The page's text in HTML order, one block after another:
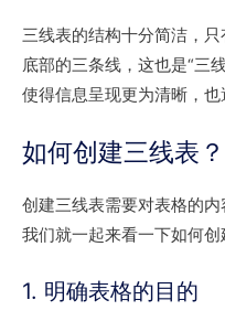
三线表的结构十分简洁，
底部的三条线，这也是“三
使得信息呈现更为清晰，也
如何创建三线表？
创建三线表需要对表格的
我们就一起来看一下如何创
1. 明确表格的目的